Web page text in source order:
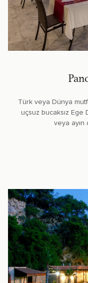
Türk veya Dünya
uçsuz bucaksız Ege
veya ayın